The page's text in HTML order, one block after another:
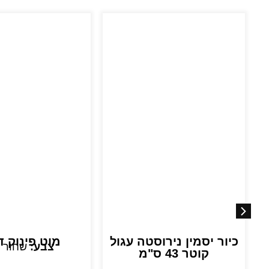
כיור יסמין נירוסטה עגול
קוטר 43 ס"מ
מוט פינוק
צבע: